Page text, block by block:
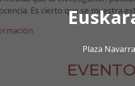
Plaza
Es cierto que se muestra